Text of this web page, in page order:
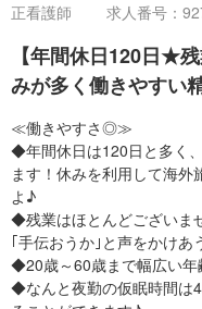
正看護師 求人番号：
【年間休日120日★
みが多く働きやすい
≪働きやすさ◎≫
◆年間休日は120日と多く
ます！休みを利用して海外
よ♪
◆残業はほとんどございま
｢手伝おうか｣と声をかけ
◆20歳～60歳まで幅広い年
◆なんと夜勤の仮眠時間は